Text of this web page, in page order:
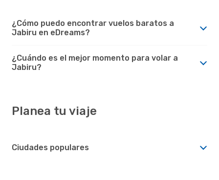
¿Cómo puedo encontrar vuelos baratos a
Jabiru en eDreams?
¿Cuándo es el mejor momento para volar a
Jabiru?
Planea tu viaje
Ciudades populares